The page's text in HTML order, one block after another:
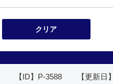
【ID】 P-3588 【更新日